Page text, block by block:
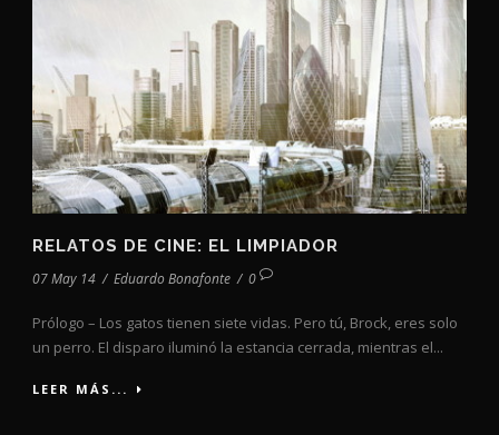
RELATOS DE CINE: EL LIMPIADOR
07 May 14 / Eduardo Bonafonte / 0
Prólogo – Los gatos tienen siete vidas. Pero tú, Brock, eres solo
un perro. El disparo iluminó la estancia cerrada, mientras el...
LEER MÁS...